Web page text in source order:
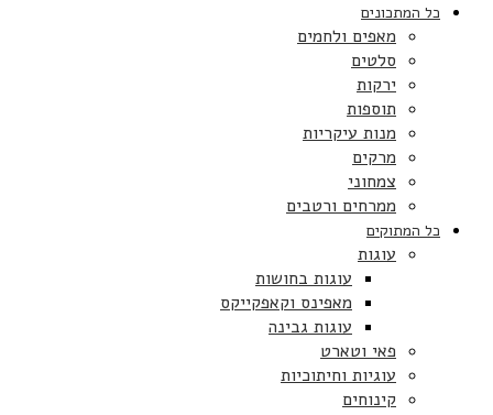
כל המתכונים
מאפים ולחמים
סלטים
ירקות
תוספות
מנות עיקריות
מרקים
צמחוני
ממרחים ורטבים
כל המתוקים
עוגות
עוגות בחושות
מאפינס וקאפקייקס
עוגות גבינה
פאי וטארט
עוגיות וחיתוכיות
קינוחים